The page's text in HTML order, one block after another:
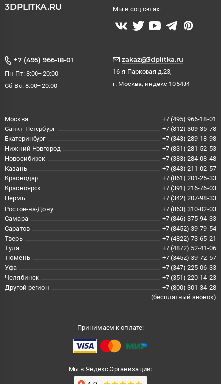
3DPLITKA.RU Мы в соц.сетях:
+7 (495) 966-18-01
Пн-Пт: 8:00–20:00
Сб-Вс: 8:00–20:00
zakaz@3dplitka.ru
16-я Парковая д.23,
г. Москва, индекс 105484
Москва
+7 (495) 966-18-01
Санкт-Петербург
+7 (812) 309-35-78
Екатеринбург
+7 (343) 289-18-98
Нижний Новгород
+7 (831) 281-52-53
Новосибирск
+7 (383) 284-08-48
Казань
+7 (843) 211-02-57
Краснодар
+7 (861) 201-25-33
Красноярск
+7 (391) 216-76-03
Пермь
+7 (342) 207-98-33
Ростов-на-Дону
+7 (863) 310-02-03
Самара
+7 (846) 375-94-33
Саратов
+7 (8452) 39-79-54
Тверь
+7 (4822) 73-65-21
Тула
+7 (4872) 52-41-06
Тюмень
+7 (3452) 39-72-57
Уфа
+7 (347) 225-06-33
Челябинск
+7 (351) 220-14-23
Другой регион
+7 (800) 301-34-28
(бесплатный звонок)
Принимаем к оплате:
Мы в Яндекс.Организации: